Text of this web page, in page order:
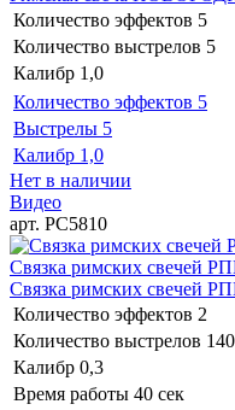
Количество эффектов 5
Количество выстрелов 5
Калибр 1,0
Количество эффектов 5
Выстрелы 5
Калибр 1,0
Нет в наличии
Видео
арт. РС5810
Связка римских свечей
Связка римских свечей
Количество эффектов 2
Количество выстрелов 140
Калибр 0,3
Время работы 40 сек